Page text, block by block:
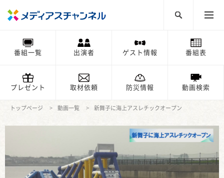
番組一覧 出演者 ゲスト情報 番組表
プレゼント 取材依頼 防災情報 動画検索
トップページ 動画一覧 新舞子に海上アスレチックオープン